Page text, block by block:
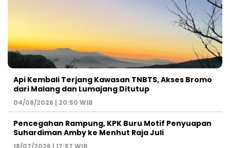
Api Kembali Terjang Kawasan TNBTS, Akses Bromo
dari Malang dan Lumajang Ditutup
04/08/2026 | 20:50 WIB
Pencegahan Rampung, KPK Buru Motif Penyuapan
Suhardiman Amby ke Menhut Raja Juli